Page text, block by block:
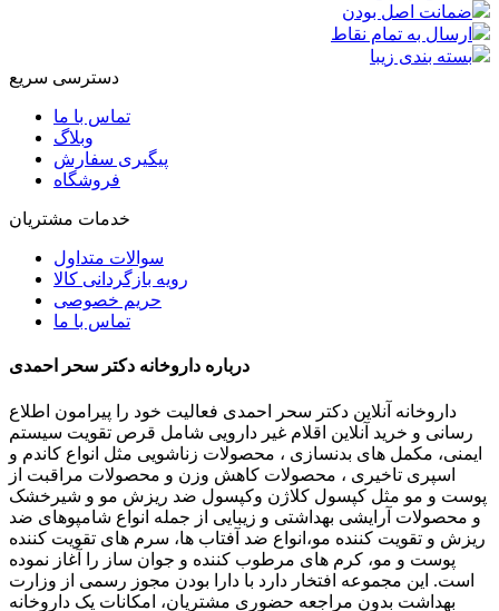
ضمانت اصل بودن
ارسال به تمام نقاط
بسته بندی زیبا
دسترسی سریع
تماس با ما
وبلاگ
پیگیری سفارش
فروشگاه
خدمات مشتریان
سوالات متداول
رویه بازگردانی کالا
حریم خصوصی
تماس با ما
درباره داروخانه دکتر سحر احمدی
داروخانه آنلاین دکتر سحر احمدی فعالیت خود را پیرامون اطلاع
رسانی و خرید آنلاین اقلام غیر دارویی شامل قرص تقویت سیستم
ایمنی، مکمل های بدنسازی ، محصولات زناشویی مثل انواع کاندم و
اسپری تاخیری ، محصولات کاهش وزن و محصولات مراقبت از
پوست و مو مثل کپسول کلاژن وکپسول ضد ریزش مو و شیرخشک
و محصولات آرایشی بهداشتی و زیبایی از جمله انواع شامپوهای ضد
ریزش و تقویت کننده مو،انواع ضد آفتاب ها، سرم های تقویت کننده
پوست و مو، کرم های مرطوب کننده و جوان ساز را آغاز نموده
است. این مجموعه افتخار دارد با دارا بودن مجوز رسمی از وزارت
بهداشت بدون مراجعه حضوری مشتریان، امکانات یک داروخانه